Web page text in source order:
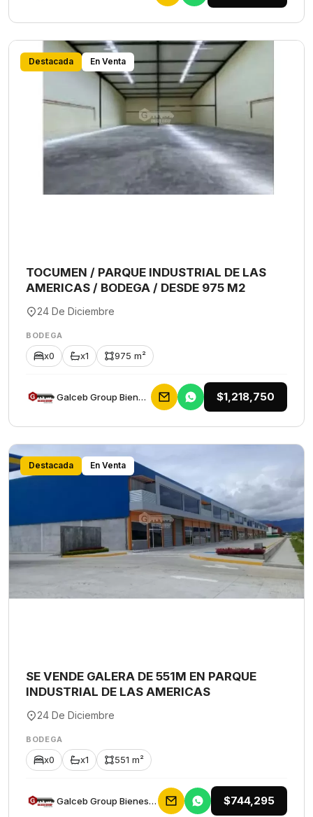
Destacada En Venta
TOCUMEN / PARQUE INDUSTRIAL DE LAS
AMERICAS / BODEGA / DESDE 975 M2
24 De Diciembre
BODEGA
x0 x1 975 m²
Galceb Group Bienes Raices $1,218,750
Destacada En Venta
SE VENDE GALERA DE 551M EN PARQUE
INDUSTRIAL DE LAS AMERICAS
24 De Diciembre
BODEGA
x0 x1 551 m²
Galceb Group Bienes Raices $744,295